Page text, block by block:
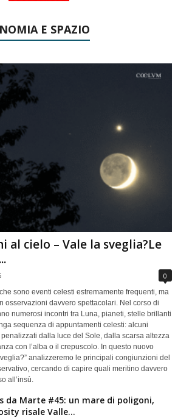
E SPAZIO
al cielo – Vale la sveglia?Le
0
sono eventi celesti estremamente frequenti, ma
osservazioni davvero spettacolari. Nel corso di
numerosi incontri tra Luna, pianeti, stelle brillanti
sequenza di appuntamenti celesti: alcuni
dalla luce del Sole, dalla scarsa altezza
con l’alba o il crepuscolo. In questo nuovo
analizzeremo le principali congiunzioni del
cercando di capire quali meritino davvero
all’insù.
da Marte #45: un mare di poligoni,
risale Valle...